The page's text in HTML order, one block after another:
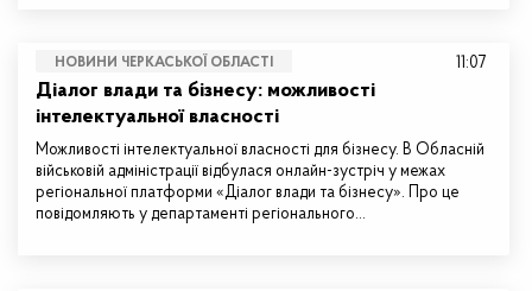
НОВИНИ ЧЕРКАСЬКОЇ ОБЛАСТІ
Діалог влади та бізнесу: можливості
інтелектуальної власності
Можливості інтелектуальної власності для бізнесу. В Обласній
військовій адміністрації відбулася онлайн-зустріч у межах
регіональної платформи «Діалог влади та бізнесу». Про це
повідомляють у департаменті регіонального…
11:07